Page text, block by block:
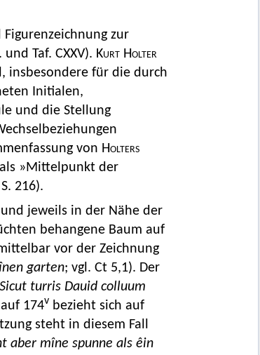
zur
Taf. CXXV). Kurt Holter
insbesondere für die durch
Initialen,
und die Stellung
von Holters
»Mittelpunkt der
216).
jeweils in der Nähe der
behangene Baum auf
vor der Zeichnung
garten; vgl. Ct 5,1). Der
Sicut turris Dauid colluum
174v bezieht sich auf
steht in diesem Fall
aber mîne spunne als êin